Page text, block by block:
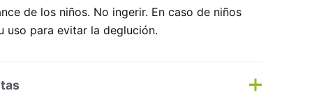
de los niños. No ingerir. En caso de niños
uso para evitar la deglución.